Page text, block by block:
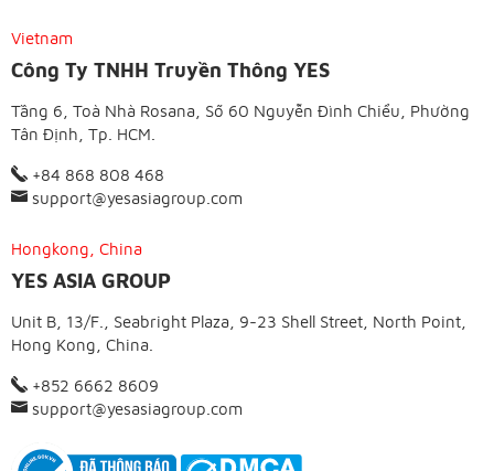
Vietnam
Công Ty TNHH Truyền Thông YES
Tầng 6, Toà Nhà Rosana, Số 60 Nguyễn Đình Chiểu, Phường
Tân Định, Tp. HCM.
+84 868 808 468
support@yesasiagroup.com
Hongkong, China
YES ASIA GROUP
Unit B, 13/F., Seabright Plaza, 9-23 Shell Street, North Point,
Hong Kong, China.
+852 6662 8609
support@yesasiagroup.com